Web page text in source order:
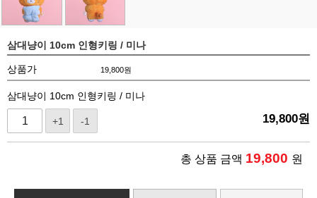
삼대냥이 10cm 인형키링 / 미나
상품가 19,800원
삼대냥이 10cm 인형키링 / 미나
+1 -1 19,800원
총 상품 금액 19,800 원